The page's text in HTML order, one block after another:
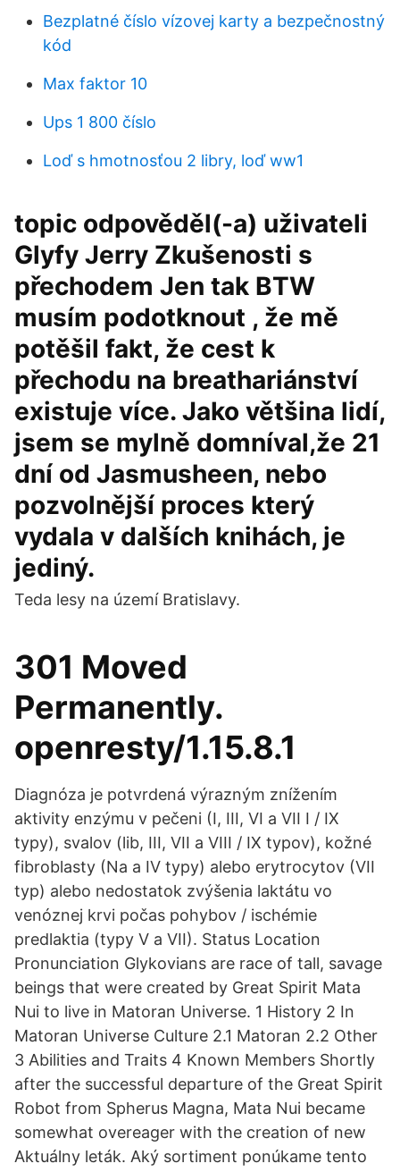
Bezplatné číslo vízovej karty a bezpečnostný
kód
Max faktor 10
Ups 1 800 číslo
Loď s hmotnosťou 2 libry, loď ww1
topic odpověděl(-a) uživateli
Glyfy Jerry Zkušenosti s
přechodem Jen tak BTW
musím podotknout , že mě
potěšil fakt, že cest k
přechodu na breathariánství
existuje více. Jako většina lidí,
jsem se mylně domníval,že 21
dní od Jasmusheen, nebo
pozvolnější proces který
vydala v dalších knihách, je
jediný.
Teda lesy na území Bratislavy.
301 Moved
Permanently.
openresty/1.15.8.1
Diagnóza je potvrdená výrazným znížením
aktivity enzýmu v pečeni (I, III, VI a VII I / IX
typy), svalov (lib, III, VII a VIII / IX typov), kožné
fibroblasty (Na a IV typy) alebo erytrocytov (VII
typ) alebo nedostatok zvýšenia laktátu vo
venóznej krvi počas pohybov / ischémie
predlaktia (typy V a VII). Status Location
Pronunciation Glykovians are race of tall, savage
beings that were created by Great Spirit Mata
Nui to live in Matoran Universe. 1 History 2 In
Matoran Universe Culture 2.1 Matoran 2.2 Other
3 Abilities and Traits 4 Known Members Shortly
after the successful departure of the Great Spirit
Robot from Spherus Magna, Mata Nui became
somewhat overeager with the creation of new
Aktuálny leták. Aký sortiment ponúkame tento